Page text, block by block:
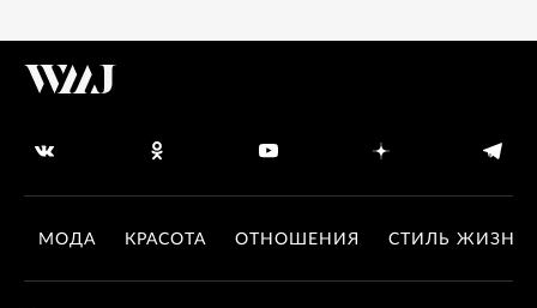
МОДА КРАСОТА ОТНОШЕНИЯ СТИЛЬ ЖИЗНИ